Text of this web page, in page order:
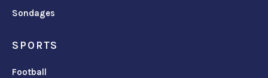
Sondages
SPORTS
Football